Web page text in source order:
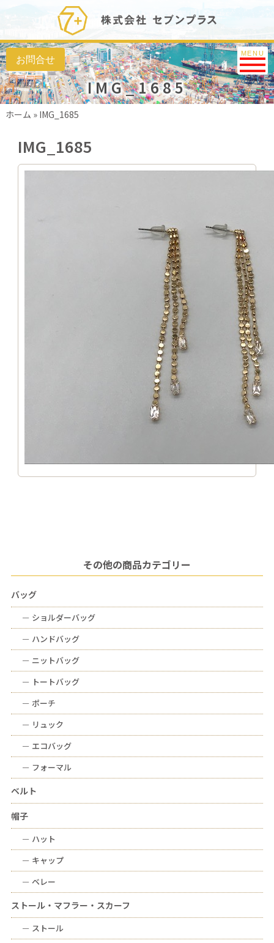
Toggle
MENU
IMG_1685
ホーム » IMG_1685
IMG_1685
その他の商品カテゴリー
バッグ
ー ショルダーバッグ
ー ハンドバッグ
ー ニットバッグ
ー トートバッグ
ー ポーチ
ー リュック
ー エコバッグ
ー フォーマル
ベルト
帽子
ー ハット
ー キャップ
ー ベレー
ストール・マフラー・スカーフ
ー ストール